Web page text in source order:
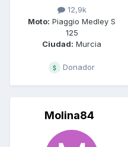
12,9k
Moto: Piaggio Medley S
125
Ciudad: Murcia
Donador
Molina84